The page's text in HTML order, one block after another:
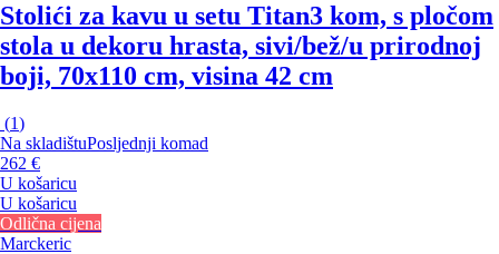
Stolići za kavu u setu Titan3 kom, s pločom
stola u dekoru hrasta, sivi/bež/u prirodnoj
boji, 70x110 cm, visina 42 cm
(1)
Na skladištuPosljednji komad
262 €
U košaricu
U košaricu
Odlična cijena
Marckeric